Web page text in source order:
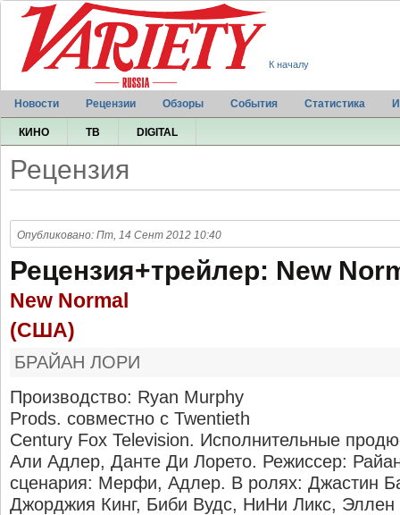
К началу
Новости Рецензии Обзоры События Статистика
КИНО ТВ DIGITAL
Рецензия
Опубликовано: Пт, 14 Сент 2012 10:40
Рецензия+трейлер: New
New Normal
(США)
БРАЙАН ЛОРИ
Производство: Ryan Murphy
Prods. совместно с Twentieth
Century Fox Television. Исполнительные
Али Адлер, Данте Ди Лорето. Режиссер:
сценария: Мерфи, Адлер. В ролях: Джастин
Джорджия Кинг, Биби Вудс, НиНи Ликс, Эллен